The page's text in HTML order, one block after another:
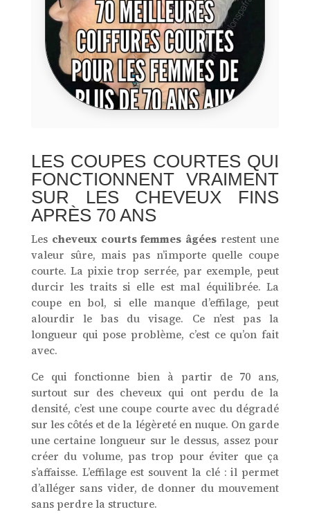
LES COUPES COURTES QUI
FONCTIONNENT VRAIMENT
SUR LES CHEVEUX FINS
APRÈS 70 ANS
Les cheveux courts femmes âgéesrestent une
valeur sûre, mais pas n’importe quelle coupe
courte. La pixie trop serrée, par exemple, peut
durcir les traits si elle est mal équilibrée. La
coupe en bol, si elle manque d’effilage, peut
alourdir le bas du visage. Ce n’est pas la
longueur qui pose problème, c’est ce qu’on fait
avec.
Ce qui fonctionne bien à partir de 70 ans,
surtout sur des cheveux qui ont perdu de la
densité, c’est une coupe courte avec du dégradé
sur les côtés et de la légèreté en nuque. On garde
une certaine longueur sur le dessus, assez pour
créer du volume, pas trop pour éviter que ça
s’affaisse. L’effilage est souvent la clé : il permet
d’alléger sans vider, de donner du mouvement
sans perdre la structure.